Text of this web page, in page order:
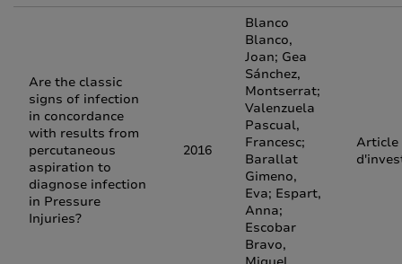
Are the classic
signs of infection
in concordance
with results from
percutaneous
aspiration to
diagnose infection
in Pressure
Injuries?
2016
Blanco
Blanco,
Joan; Gea
Sánchez,
Montserrat;
Valenzuela
Pascual,
Francesc;
Barallat
Gimeno,
Eva; Espart,
Anna;
Escobar
Bravo,
Article